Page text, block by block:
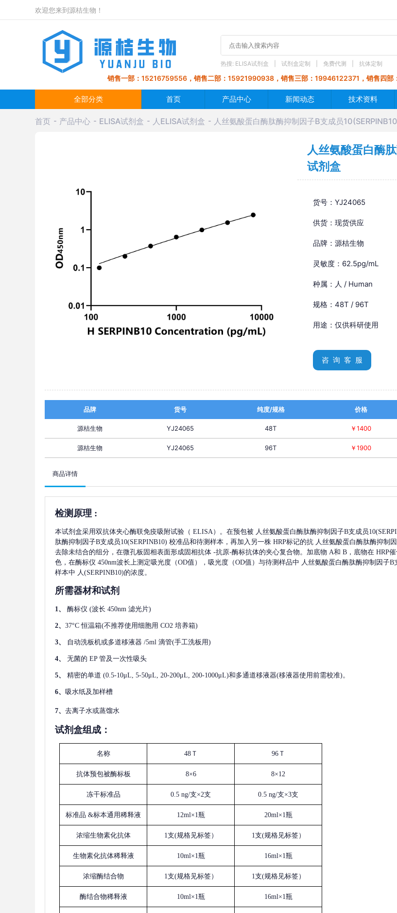
欢迎您来到源桔生物！
热搜: ELISA试剂盒 试剂盒定制 免费代测 抗体定制
销售一部：15216759556，销售二部：15921990938，销售三部：19946122371，销售四
全部分类 首页 产品中心 新闻动态 技术资料
首页 产品中心 ELISA试剂盒 人ELISA试剂盒 人丝氨酸蛋白酶肽酶抑制因子B支成员
人丝氨酸蛋白酶
试剂盒
货号：YJ24065
供货：现货供应
品牌：源桔生物
灵敏度：62.5pg/mL
种属：人 / Human
规格：48T / 96T
用途：仅供科研使用
咨 询 客 服
品牌 货号 纯度/规格 价格
源桔生物 YJ24065 48T ￥1400
源桔生物 YJ24065 96T ￥1900
商品详情
检测原理 :
本试剂盒采用双抗体夹心酶联免疫吸附试验（ ELISA）。在预包被 人丝氨酸蛋白酶肽酶抑制因子B支成员
肽酶抑制因子B支成员10(SERPINB10) 校准品和待测样本，再加入另一株 HRP标记的抗 人丝氨酸蛋白酶肽酶抑制
去除未结合的组分，在微孔板固相表面形成固相抗体 -抗原-酶标抗体的夹心复合物。加底物 A和 B，底物在 HRP
色，在酶标仪 450nm波长上测定吸光度（OD值），吸光度（OD值）与待测样品中 人丝氨酸蛋白酶肽酶抑制因子B
样本中 人(SERPINB10)的浓度。
所需器材和试剂
1、 酶标仪 (波长 450nm 滤光片)
2、 37°C 恒温箱(不推荐使用细胞用 CO2 培养箱)
3、 自动洗板机或多道移液器 /5ml 滴管(手工洗板用)
4、 无菌的 EP 管及一次性吸头
5、 精密的单道 (0.5-10μL, 5-50μL, 20-200μL, 200-1000μL)和多通道移液器(移液器使用前需校准)。
6、 吸水纸及加样槽
7、 去离子水或蒸馏水
试剂盒组成：
名称 48Ｔ 96Ｔ
抗体预包被酶标板 8×6 8×12
冻干标准品 0.5 ng/支×2支 0.5 ng/支×3支
标准品 &标本通用稀释液 12ml×1瓶 20ml×1瓶
浓缩生物素化抗体 1支(规格见标签） 1支(规格见标签）
生物素化抗体稀释液 10ml×1瓶 16ml×1瓶
浓缩酶结合物 1支(规格见标签） 1支(规格见标签）
酶结合物稀释液 10ml×1瓶 16ml×1瓶